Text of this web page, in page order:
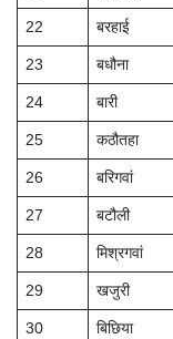
22 बरहाई
23 बधौना
24 बारी
25 कठौतहा
26 बरिगवां
27 बटौली
28 मिश्रगवां
29 खजुरी
30 बिछिया